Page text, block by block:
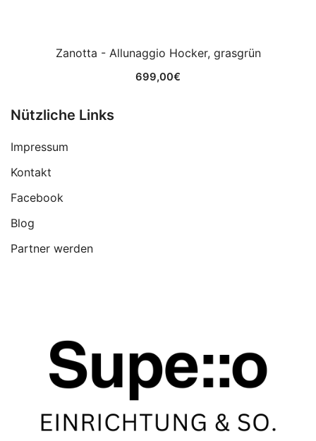
Zanotta - Allunaggio Hocker, grasgrün
699,00€
Nützliche Links
Impressum
Kontakt
Facebook
Blog
Partner werden